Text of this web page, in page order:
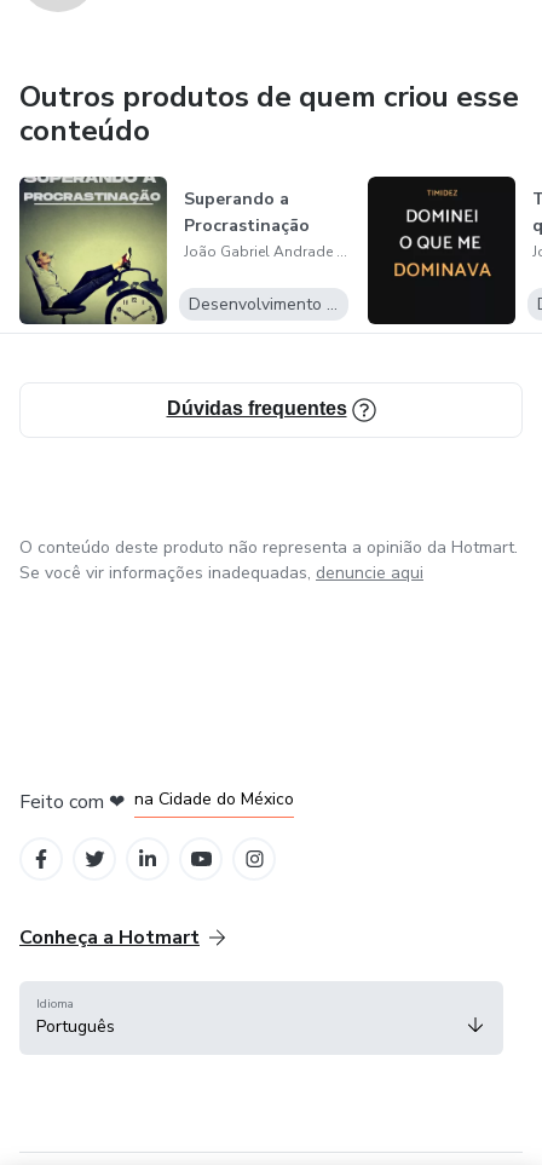
Outros produtos de quem criou esse
conteúdo
Superando a
Procrastinação
João Gabriel Andrade Malaquias
Desenvolvimento Pessoal
Dúvidas frequentes
O conteúdo deste produto não representa a opinião da Hotmart.
Se você vir informações inadequadas, denuncie aqui
Feito com ❤ na Cidade do México
Conheça a Hotmart
Idioma
Português